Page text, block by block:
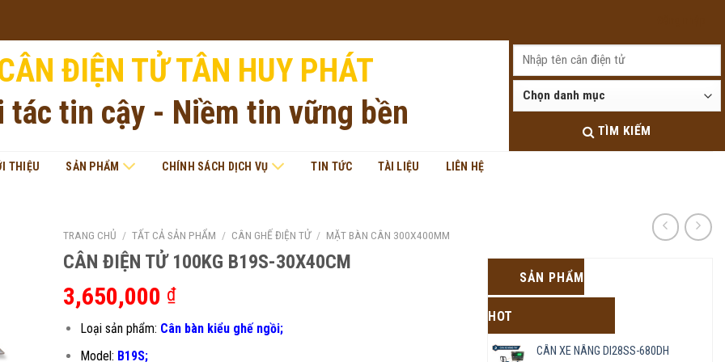
ĐIỆN TỬ TÂN HUY PHÁT
tác tin cậy - Niềm tin vững bền
TÌM KIẾM
THIỆU SẢN PHẨM CHÍNH SÁCH DỊCH VỤ TIN TỨC TÀI LIỆU LIÊN HỆ
TRANG CHỦ / TẤT CẢ SẢN PHẨM / CÂN GHẾ ĐIỆN TỬ / MẶT BÀN CÂN 300X400MM
CÂN ĐIỆN TỬ 100KG B19S-30X40CM
3,650,000 ₫
Loại sản phẩm: Cân bàn kiểu ghế ngồi;
Model: B19S;
SẢN PHẨM
HOT
CÂN XE NÂNG DI28SS-680DH